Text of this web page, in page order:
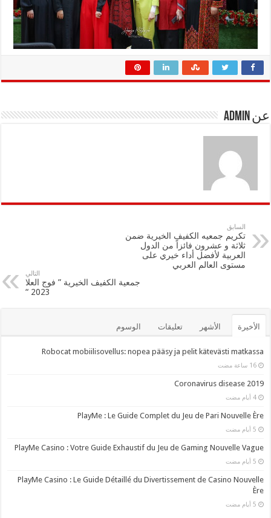
عن admin
السابق
تكريم جمعيه الكفيف الخيرية ضمن
ثلاثة و عشرون فائزاً من الدول
العربية لأفضل أداء خيري على
مستوى العالم العربي
التالي
جمعية الكفيف الخيرية ” فوج العلا
2023 “
الأخيرة الأشهر تعليقات الوسوم
Robocat mobiilisovellus: nopea pääsy ja pelit kätevästi matkassa
‏16 ساعة مضت
Coronavirus disease 2019
‏4 أيام مضت
PlayMe : Le Guide Complet du Jeu de Pari Nouvelle Ère
PlayMe Casino : Votre Guide Exhaustif du Jeu de Gaming Nouvelle Vague
PlayMe Casino : Le Guide Détaillé du Divertissement de Casino Nouvelle
Ère